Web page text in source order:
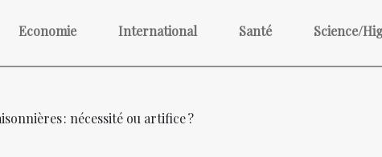
Economie International Santé Science/
: nécessité ou artifice ?